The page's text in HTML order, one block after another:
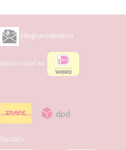
info@senzalimits.nl
Ideal is vanaf nu
Socials: